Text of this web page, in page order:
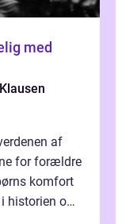
med
af
for forældre
komfort
historien om,